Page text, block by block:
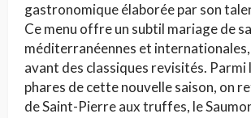
gastronomique élaborée par son
Ce menu offre un subtil mariage de
méditerranéennes et
avant des classiques revisités. Parmi
phares de cette nouvelle saison, on
de Saint-Pierre aux truffes, le